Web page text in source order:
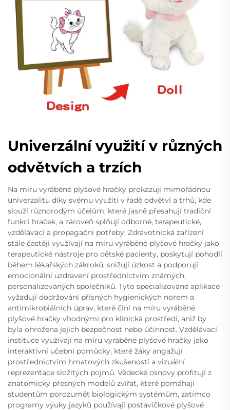
Univerzální využití v různých
odvětvích a trzích
Na míru vyráběné plyšové hračky prokazují mimořádnou
univerzalitu díky svému využití v řadě odvětví a trhů, kde
slouží různorodým účelům, které jasně přesahují tradiční
funkci hraček, a zároveň splňují odborné, terapeutické,
vzdělávací a propagační potřeby. Zdravotnická zařízení
stále častěji využívají na míru vyráběné plyšové hračky jako
terapeutické nástroje pro dětské pacienty, poskytují pohodlí
během lékařských zákroků, snižují úzkost a podporují
emocionální uzdravení prostřednictvím známých,
personalizovaných společníků. Tyto specializované aplikace
vyžadují dodržování přísných hygienických norem a
antimikrobiálních úprav, které činí na míru vyráběné
plyšové hračky vhodnými pro klinická prostředí, aniž by
byla ohrožena jejich bezpečnost nebo účinnost. Vzdělávací
instituce využívají na míru vyráběné plyšové hračky jako
interaktivní učební pomůcky, které žáky angažují
prostřednictvím hmatových zkušeností a vizuální
reprezentace složitých pojmů. Vědecké osnovy profitují z
anatomicky přesných modelů zvířat, které pomáhají
studentům porozumět biologickým systémům, zatímco
programy výuky jazyků používají postavičkové plyšové